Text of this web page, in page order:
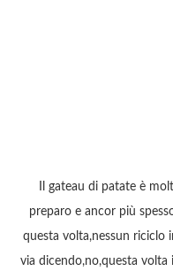
Il gateau di patate è
preparo e ancor più
questa volta,nessun riciclo
via dicendo,no,questa volta